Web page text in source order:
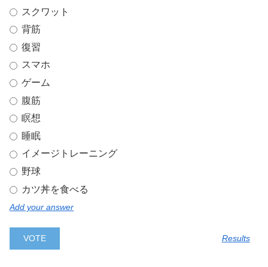
スクワット
背筋
復習
スマホ
ゲーム
腹筋
瞑想
睡眠
イメージトレーニング
野球
カツ丼を食べる
Add your answer
Results